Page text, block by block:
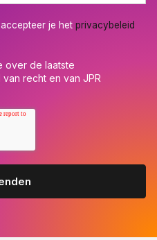
je het privacybeleid
over de laatste
recht en van JPR